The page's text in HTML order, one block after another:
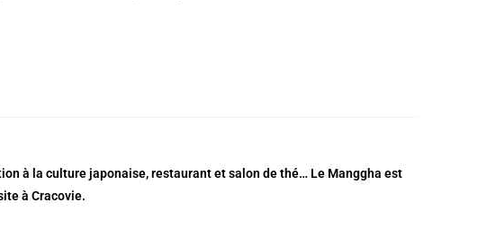
à la culture japonaise, restaurant et salon de thé… Le Manggha est
à Cracovie.